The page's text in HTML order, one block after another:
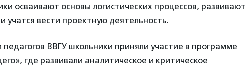
осваивают основы логистических процессов, развивают
вести проектную деятельность.
ВВГУ школьники приняли участие в программе
где развивали аналитическое и критическое